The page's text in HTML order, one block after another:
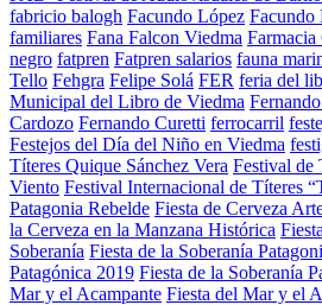
fabricio balogh Facundo López Facundo
familiares Fana Falcon Viedma Farmacia
negro fatpren Fatpren salarios fauna
Tello Fehgra Felipe Solá FER feria del
Municipal del Libro de Viedma
Cardozo Fernando Curetti ferrocarril
Festejos del Día del Niño en Viedma
Títeres Quique Sánchez Vera Festival de
Viento Festival Internacional de Títeres
Patagonia Rebelde Fiesta de Cerveza
la Cerveza en la Manzana Histórica
Soberanía Fiesta de la Soberanía
Patagónica 2019 Fiesta de la Soberanía
Mar y el Acampante Fiesta del Mar y el